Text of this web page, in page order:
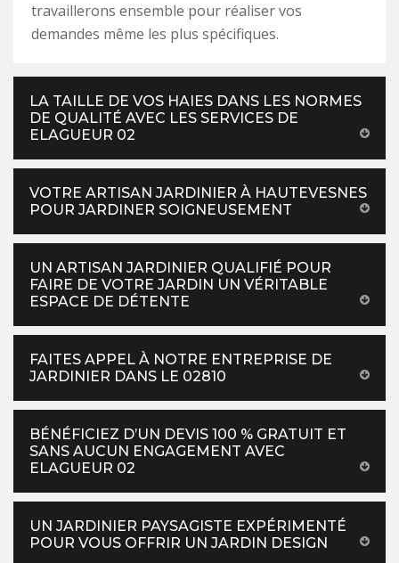
travaillerons ensemble pour réaliser vos
demandes même les plus spécifiques.
LA TAILLE DE VOS HAIES DANS LES NORMES
DE QUALITÉ AVEC LES SERVICES DE
ELAGUEUR 02
VOTRE ARTISAN JARDINIER À HAUTEVESNES
POUR JARDINER SOIGNEUSEMENT
UN ARTISAN JARDINIER QUALIFIÉ POUR
FAIRE DE VOTRE JARDIN UN VÉRITABLE
ESPACE DE DÉTENTE
FAITES APPEL À NOTRE ENTREPRISE DE
JARDINIER DANS LE 02810
BÉNÉFICIEZ D’UN DEVIS 100 % GRATUIT ET
SANS AUCUN ENGAGEMENT AVEC
ELAGUEUR 02
UN JARDINIER PAYSAGISTE EXPÉRIMENTÉ
POUR VOUS OFFRIR UN JARDIN DESIGN